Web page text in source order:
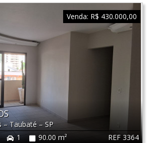
REF 3364
–Taubaté–SP
1 90.00 m²
Venda: R$ 430.000,00